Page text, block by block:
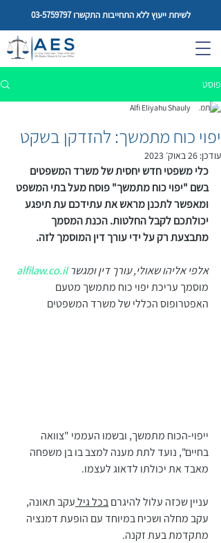
לשיחת ייעוץ ללא התחייבות התקשרו03-5759797
פוסט
יפוי כוח מתמשך: להזדקן בשקט
Alfi Eliyahu Shauly
עודכן: 26 באוק׳ 2023
כלי משפטי חדש יחסית של משרד המשפטים
בשם "יפוי כוח מתמשך" פוסח מעל בתי המשפט
ומאפשר לתכנן מראש את עתידכם עת תיפגע
יכולתכם לקבל החלטות. הכנת המסמך
מתבצעת רק על ידי עורך דין המוסמך לזה.
אלפי אליהו שאולי, עורך דין ומגשר alfilaw.co.il
מוסמך עריכת יפוי כוח מתמשך מטעם
האפטרופוס הכללי של משרד המשפטים
ייפוי-הכוח מתמשך, ובשמו העממי "צוואה
בחיים", נועד לתת מענה למצב בו בן משפחה
מאבד את יכולתו לדאוג לעצמו.
עניין שכזה עלול להיגרם בכל גיל עקב תאונה,
עקב מחלה ושכיח במיוחד עם הופעת דמנציה
מתקדמת בעת זקנה.